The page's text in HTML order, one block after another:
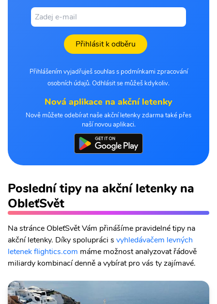
Přihlásit k odběru
Přihlášením vyjadřuješ souhlas s podmínkami zpracování
osobních údajů. Odhlásit se můžeš kdykoliv.
Nová aplikace na akční letenky
Nově můžete odebírat naše akční letenky zdarma také přes
naší novou aplikaci.
Poslední tipy na akční letenky na
ObleťSvět
Na stránce ObleťSvět Vám přinášíme pravidelné tipy na
akční letenky. Díky spolupráci s vyhledávačem levných
letenek flightics.com máme možnost analyzovat řádově
miliardy kombinací denně a vybírat pro vás ty zajímavé.